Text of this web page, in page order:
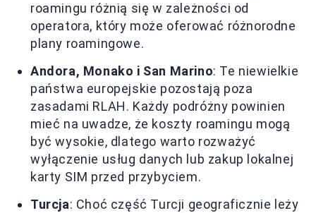
roamingu różnią się w zależności od
operatora, który może oferować różnorodne
plany roamingowe.
Andora, Monako i San Marino: Te niewielkie
państwa europejskie pozostają poza
zasadami RLAH. Każdy podróżny powinien
mieć na uwadze, że koszty roamingu mogą
być wysokie, dlatego warto rozważyć
wyłączenie usług danych lub zakup lokalnej
karty SIM przed przybyciem.
Turcja: Choć część Turcji geograficznie leży